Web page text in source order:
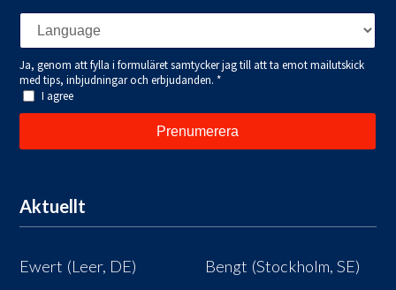
Aktuellt
Ewert (Leer, DE) Bengt (Stockholm, SE)